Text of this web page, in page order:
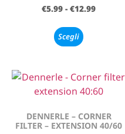
€5.99 - €12.99
Scegli
DENNERLE – CORNER
FILTER – EXTENSION 40/60